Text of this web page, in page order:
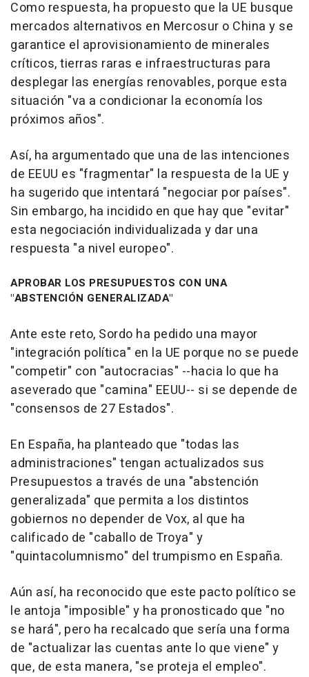
Como respuesta, ha propuesto que la UE busque
mercados alternativos en Mercosur o China y se
garantice el aprovisionamiento de minerales
críticos, tierras raras e infraestructuras para
desplegar las energías renovables, porque esta
situación "va a condicionar la economía los
próximos años".
Así, ha argumentado que una de las intenciones
de EEUU es "fragmentar" la respuesta de la UE y
ha sugerido que intentará "negociar por países".
Sin embargo, ha incidido en que hay que "evitar"
esta negociación individualizada y dar una
respuesta "a nivel europeo".
APROBAR LOS PRESUPUESTOS CON UNA
"ABSTENCIÓN GENERALIZADA"
Ante este reto, Sordo ha pedido una mayor
"integración política" en la UE porque no se puede
"competir" con "autocracias" --hacia lo que ha
aseverado que "camina" EEUU-- si se depende de
"consensos de 27 Estados".
En España, ha planteado que "todas las
administraciones" tengan actualizados sus
Presupuestos a través de una "abstención
generalizada" que permita a los distintos
gobiernos no depender de Vox, al que ha
calificado de "caballo de Troya" y
"quintacolumnismo" del trumpismo en España.
Aún así, ha reconocido que este pacto político se
le antoja "imposible" y ha pronosticado que "no
se hará", pero ha recalcado que sería una forma
de "actualizar las cuentas ante lo que viene" y
que, de esta manera, "se proteja el empleo".